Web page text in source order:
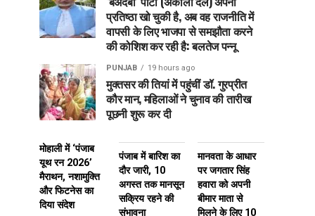
प्रतिष्ठा खो चुकी है, अब वह राजनीति में
वापसी के लिए भाजपा से समझौता करने
की कोशिश कर रही है: बलतेज पन्नू
PUNJAB 19 hours ago
मुक्तसर की तियां में पहुंचीं डॉ. गुरप्रीत
कौर मान, महिलाओं ने चुनाव की तारीख
पूछनी शुरू कर दी
मोहाली में ‘पंजाब
यूथ रन 2026’
मैराथन, नशामुक्ति
और फिटनेस का
दिया संदेश
पंजाब में बारिश का
दौर जारी, 10
अगस्त तक मानसून
सक्रिय रहने की
संभावना
मानवता के आधार
पर जगतार सिंह
हवारा को अपनी
बीमार माता से
मिलने के लिए 10